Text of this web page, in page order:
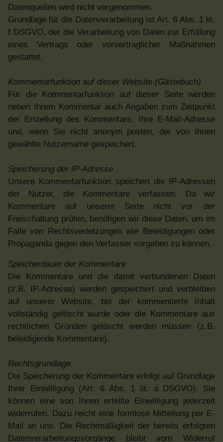
Datenquellen wird nicht vorgenommen.
Grundlage für die Datenverarbeitung ist Art. 6 Abs. 1 lit.
f DSGVO, der die Verarbeitung von Daten zur Erfüllung
eines Vertrags oder vorvertraglicher Maßnahmen
gestattet.
Kommentarfunktion auf dieser Website (Gästebuch)
Für die Kommentarfunktion auf dieser Seite werden
neben Ihrem Kommentar auch Angaben zum Zeitpunkt
der Erstellung des Kommentars, Ihre E-Mail-Adresse
und, wenn Sie nicht anonym posten, der von Ihnen
gewählte Nutzername gespeichert.
Speicherung der IP-Adresse
Unsere Kommentarfunktion speichert die IP-Adressen
der Nutzer, die Kommentare verfassen. Da wir
Kommentare auf unserer Seite nicht vor der
Freischaltung prüfen, benötigen wir diese Daten, um im
Falle von Rechtsverletzungen wie Beleidigungen oder
Propaganda gegen den Verfasser vorgehen zu können.
Speicherdauer der Kommentare
Die Kommentare und die damit verbundenen Daten
(z.B. IP-Adresse) werden gespeichert und verbleiben
auf unserer Website, bis der kommentierte Inhalt
vollständig gelöscht wurde oder die Kommentare aus
rechtlichen Gründen gelöscht werden müssen (z.B.
beleidigende Kommentare).
Rechtsgrundlage
Die Speicherung der Kommentare erfolgt auf Grundlage
Ihrer Einwilligung (Art. 6 Abs. 1 lit. a DSGVO). Sie
können eine von Ihnen erteilte Einwilligung jederzeit
widerrufen. Dazu reicht eine formlose Mitteilung per E-
Mail an uns. Die Rechtmäßigkeit der bereits erfolgten
Datenverarbeitungsvorgänge bleibt vom Widerruf